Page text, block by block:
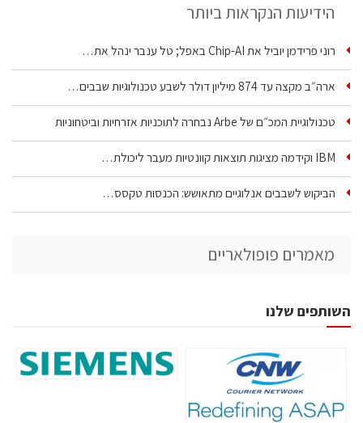
הידיעות הנקראות ביותר
רוני פרידמן יוביל את Chip‑AI באפל; טל ענבר ינהל את…
ארה״ב מקצה עד 874 מיליון דולר לשבע טכנולוגיות שבבים…
טכנולוגיית המכ״ם של Arbe נבחרה לתוכניות אזרחיות וביטחוניות
IBM וקידמה מציגות תוצאות קוונטיות מעבר ליכולת…
הביקוש לשבבים אנלוגיים מתאושש: הכנסות טקסס…
מאמרים פופולאריים
השותפים שלנו